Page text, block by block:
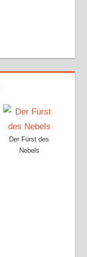
Der Fürst des
Nebels